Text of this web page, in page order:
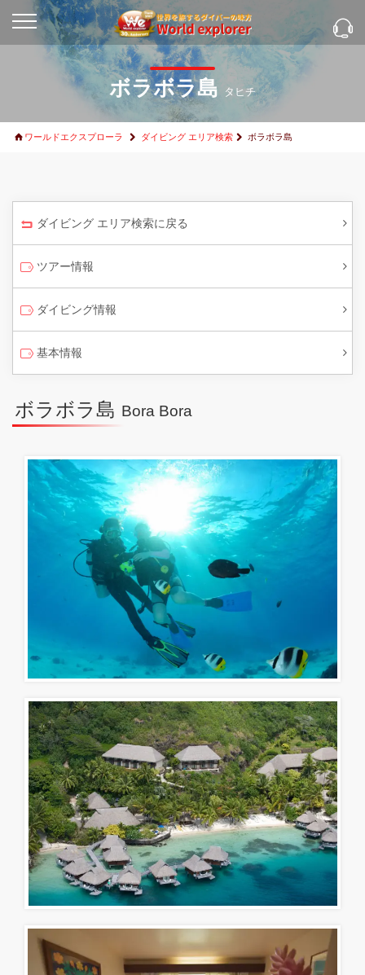
ボラボラ島 タヒチ
ワールドエクスプローラ ダイビング エリア検索 ボラボラ島
ダイビング エリア検索に戻る
ツアー情報
ダイビング情報
基本情報
ボラボラ島 Bora Bora